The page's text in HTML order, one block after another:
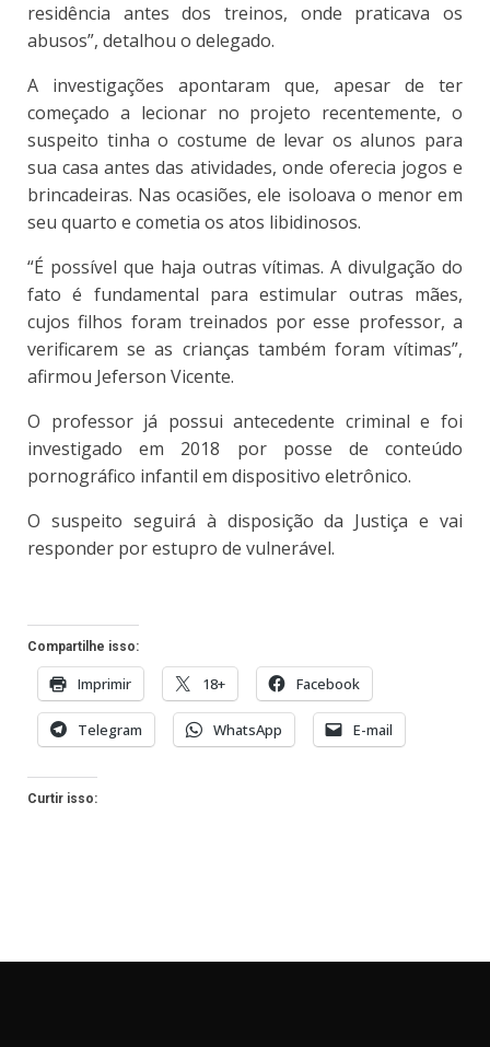
residência antes dos treinos, onde praticava os
abusos”, detalhou o delegado.
A investigações apontaram que, apesar de ter
começado a lecionar no projeto recentemente, o
suspeito tinha o costume de levar os alunos para
sua casa antes das atividades, onde oferecia jogos e
brincadeiras. Nas ocasiões, ele isoloava o menor em
seu quarto e cometia os atos libidinosos.
“É possível que haja outras vítimas. A divulgação do
fato é fundamental para estimular outras mães,
cujos filhos foram treinados por esse professor, a
verificarem se as crianças também foram vítimas”,
afirmou Jeferson Vicente.
O professor já possui antecedente criminal e foi
investigado em 2018 por posse de conteúdo
pornográfico infantil em dispositivo eletrônico.
O suspeito seguirá à disposição da Justiça e vai
responder por estupro de vulnerável.
Compartilhe isso:
Imprimir 18+ Facebook
Telegram WhatsApp E-mail
Curtir isso: